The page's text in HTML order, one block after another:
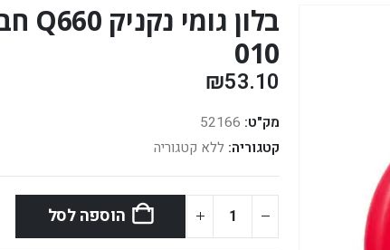
010
₪53.10
מק"ט: 52166
קטגוריה: ללא קטגוריה
הוספה לסל